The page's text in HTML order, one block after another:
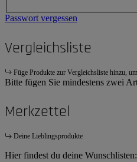
Passwort vergessen
Vergleichsliste
Füge Produkte zur Vergleichsliste hinzu,
Bitte fügen Sie mindestens zwei
Merkzettel
Deine Lieblingsprodukte
Hier findest du deine Wunschlisten: